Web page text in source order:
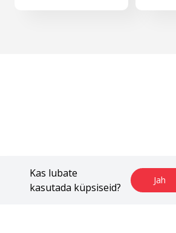
Kas lubate
kasutada küpsiseid?
Jah